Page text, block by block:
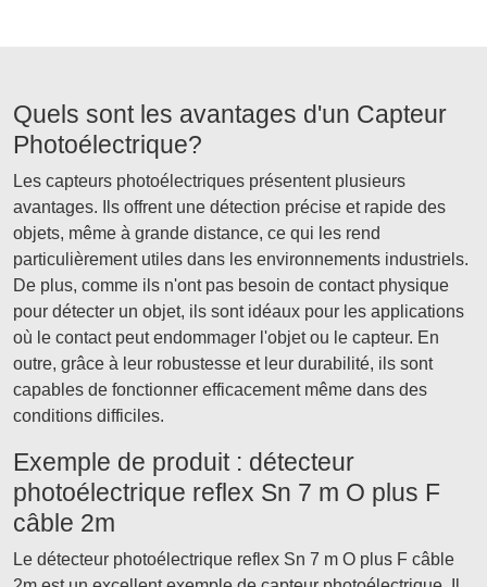
Quels sont les avantages d'un Capteur
Photoélectrique?
Les capteurs photoélectriques présentent plusieurs
avantages. Ils offrent une détection précise et rapide des
objets, même à grande distance, ce qui les rend
particulièrement utiles dans les environnements industriels.
De plus, comme ils n'ont pas besoin de contact physique
pour détecter un objet, ils sont idéaux pour les applications
où le contact peut endommager l'objet ou le capteur. En
outre, grâce à leur robustesse et leur durabilité, ils sont
capables de fonctionner efficacement même dans des
conditions difficiles.
Exemple de produit : détecteur
photoélectrique reflex Sn 7 m O plus F
câble 2m
Le détecteur photoélectrique reflex Sn 7 m O plus F câble